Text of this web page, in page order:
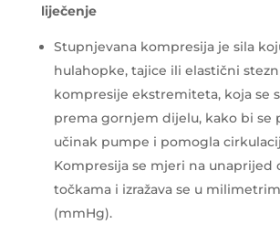
liječenje
Stupnjevana kompresija je sila
hulahopke, tajice ili elastični
kompresije ekstremiteta, koja se
prema gornjem dijelu, kako bi se
učinak pumpe i pomogla
Kompresija se mjeri na unaprijed
točkama i izražava se u
(mmHg).